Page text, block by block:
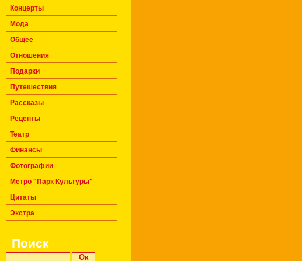
Концерты
Мода
Общее
Отношения
Подарки
Путешествия
Рассказы
Рецепты
Театр
Финансы
Фотографии
Метро "Парк Культуры"
Цитаты
Экстра
Поиск